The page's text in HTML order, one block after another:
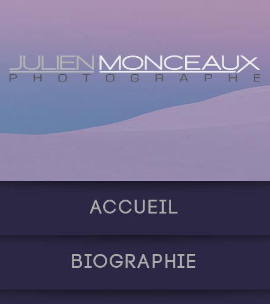
Accueil
Biographie